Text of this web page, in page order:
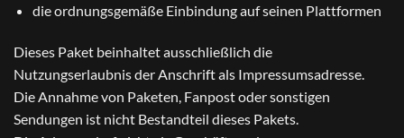
die ordnungsgemäße Einbindung auf seinen Plattformen
Dieses Paket beinhaltet ausschließlich die
Nutzungserlaubnis der Anschrift als Impressumsadresse.
Die Annahme von Paketen, Fanpost oder sonstigen
Sendungen ist nicht Bestandteil dieses Pakets.